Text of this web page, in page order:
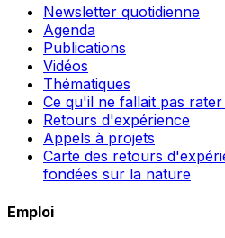
Newsletter quotidienne
Agenda
Publications
Vidéos
Thématiques
Ce qu'il ne fallait pas
Retours d'expérience
Appels à projets
Carte des retours
fondées sur la nature
Emploi